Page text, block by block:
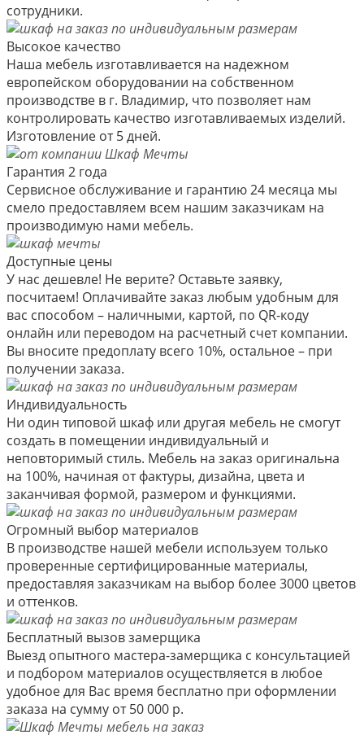
сотрудники.
Высокое качество
Наша мебель изготавливается на надежном
европейском оборудовании на собственном
производстве в г. Владимир, что позволяет нам
контролировать качество изготавливаемых изделий.
Изготовление от 5 дней.
Гарантия 2 года
Сервисное обслуживание и гарантию 24 месяца мы
смело предоставляем всем нашим заказчикам на
производимую нами мебель.
Доступные цены
У нас дешевле! Не верите? Оставьте заявку,
посчитаем! Оплачивайте заказ любым удобным для
вас способом – наличными, картой, по QR-коду
онлайн или переводом на расчетный счет компании.
Вы вносите предоплату всего 10%, остальное – при
получении заказа.
Индивидуальность
Ни один типовой шкаф или другая мебель не смогут
создать в помещении индивидуальный и
неповторимый стиль. Мебель на заказ оригинальна
на 100%, начиная от фактуры, дизайна, цвета и
заканчивая формой, размером и функциями.
Огромный выбор материалов
В производстве нашей мебели используем только
проверенные сертифицированные материалы,
предоставляя заказчикам на выбор более 3000 цветов
и оттенков.
Бесплатный вызов замерщика
Выезд опытного мастера-замерщика с консультацией
и подбором материалов осуществляется в любое
удобное для Вас время бесплатно при оформлении
заказа на сумму от 50 000 р.